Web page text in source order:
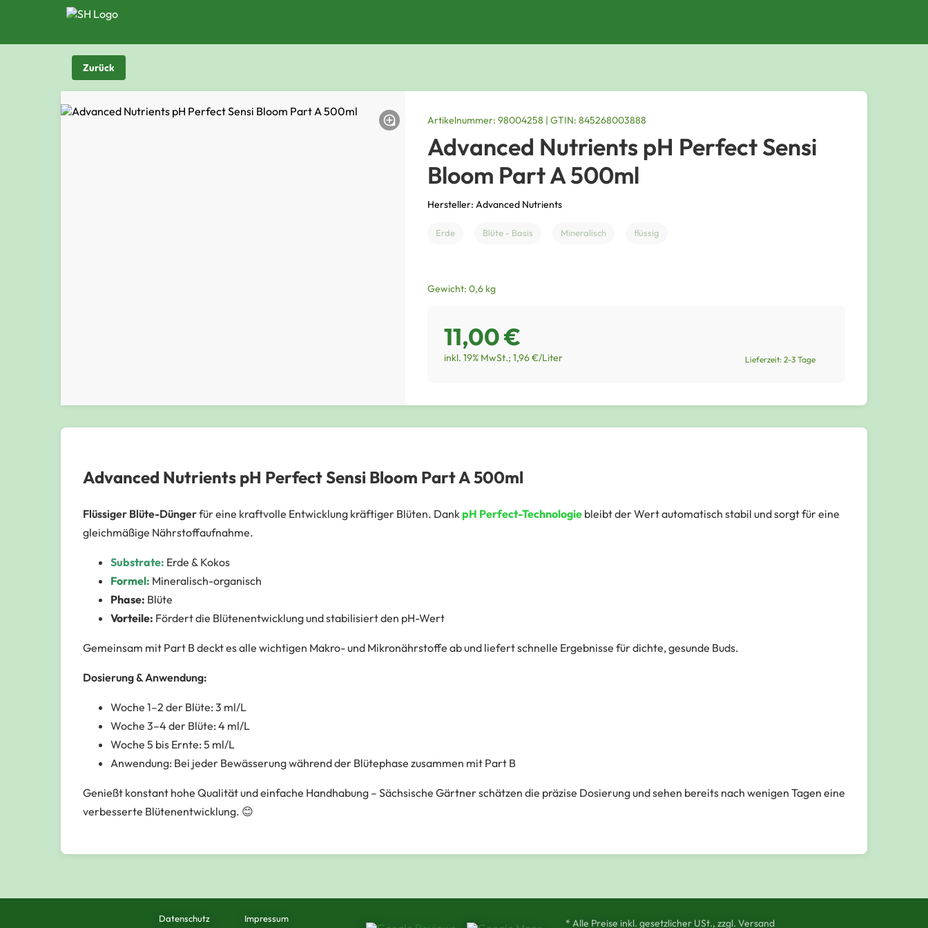
Zurück
Artikelnummer: 98004258 | GTIN: 845268003888
Advanced Nutrients pH Perfect Sensi
Bloom Part A 500ml
Hersteller: Advanced Nutrients
Erde Blüte - Basis Mineralisch flüssig
Gewicht: 0,6 kg
11,00 €
inkl. 19% MwSt.; 1,96 €/Liter Lieferzeit: 2-3 Tage
Advanced Nutrients pH Perfect Sensi Bloom Part A 500ml
Flüssiger Blüte-Düngerfür eine kraftvolle Entwicklung kräftiger Blüten. DankpH Perfect-Technologie bleibt der Wert automatisch stabil und sorgt für eine
gleichmäßige Nährstoffaufnahme.
Substrate: Erde & Kokos
Formel: Mineralisch-organisch
Phase: Blüte
Vorteile: Fördert die Blütenentwicklung und stabilisiert den pH-Wert
Gemeinsam mit Part B deckt es alle wichtigen Makro- und Mikronährstoffe ab und liefert schnelle Ergebnisse für dichte, gesunde Buds.
Dosierung & Anwendung:
Woche 1–2 der Blüte: 3 ml/L
Woche 3–4 der Blüte: 4 ml/L
Woche 5 bis Ernte: 5 ml/L
Anwendung: Bei jeder Bewässerung während der Blütephase zusammen mit Part B
Genießt konstant hohe Qualität und einfache Handhabung – Sächsische Gärtner schätzen die präzise Dosierung und sehen bereits nach wenigen Tagen eine
verbesserte Blütenentwicklung. 😊
Datenschutz Impressum * Alle Preise inkl. gesetzlicher USt., zzgl. Versand